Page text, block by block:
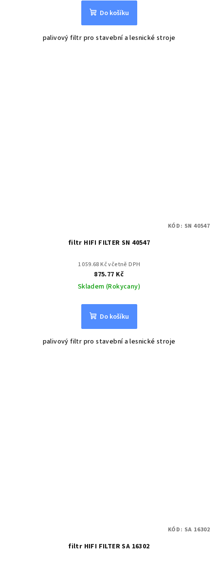
Do košíku
palivový filtr pro stavební a lesnické stroje
filtr HIFI FILTER SN 40547
1 059.68 Kč včetně DPH
875.77 Kč
Skladem (Rokycany)
Do košíku
palivový filtr pro stavební a lesnické stroje
KÓD: SN 40547
filtr HIFI FILTER SA 16302
KÓD: SA 16302